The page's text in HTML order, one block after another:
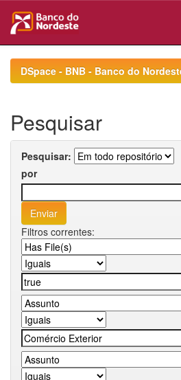
navigationDSpace - BNB - Banco do
Pesquisar
Pesquisar:
por
Filtros correntes: